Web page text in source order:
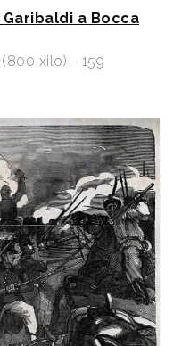
a Bocca
xilo) - 159